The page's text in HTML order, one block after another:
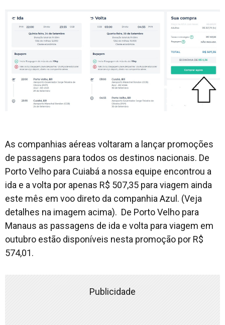
As companhias aéreas voltaram a lançar promoções
de passagens para todos os destinos nacionais. De
Porto Velho para Cuiabá a nossa equipe encontrou a
ida e a volta por apenas R$ 507,35 para viagem ainda
este mês em voo direto da companhia Azul. (Veja
detalhes na imagem acima). De Porto Velho para
Manaus as passagens de ida e volta para viagem em
outubro estão disponíveis nesta promoção por R$
574,01.
Publicidade